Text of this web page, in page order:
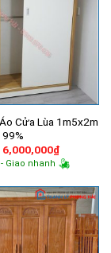
Cửa Lùa 1m5x2m
99%
Giá
gốc
là:
6,000,000₫Giá
hiện
tại
Giao nhanh